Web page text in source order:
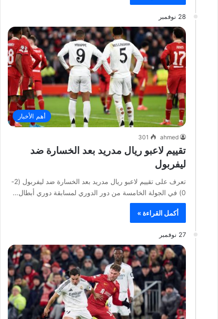
28 نوفمبر
أهم الأخبار
ahmed
301
تقييم لاعبو ريال مدريد بعد الخسارة ضد
ليفربول
تعرف على تقييم لاعبو ريال مدريد بعد الخسارة ضد ليفربول (2-
0) في الجولة الخامسة من دور الدوري لمسابقة دوري أبطال…
أكمل القراءة »
27 نوفمبر